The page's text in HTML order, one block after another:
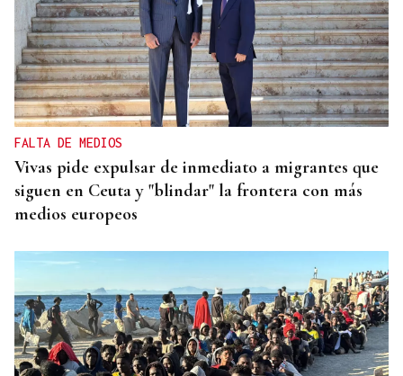
FALTA DE MEDIOS
Vivas pide expulsar de inmediato a migrantes que
siguen en Ceuta y "blindar" la frontera con más
medios europeos